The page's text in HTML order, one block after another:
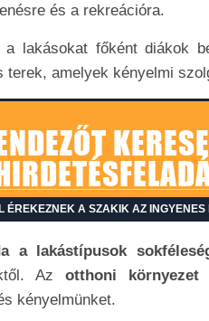
és a rekreációra.
a lakásokat főként diákok
terek, amelyek kényelmi
ÉREKEZNEK A SZAKIK AZ
a lakástípusok
Az otthoni környezet
kényelmünket.